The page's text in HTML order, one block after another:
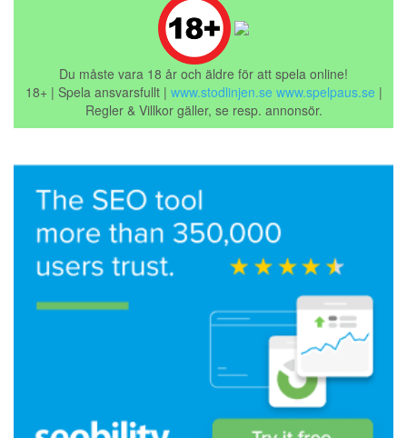
Du måste vara 18 år och äldre för att spela online!
18+ | Spela ansvarsfullt | www.stodlinjen.se www.spelpaus.se |
Regler & Villkor gäller, se resp. annonsör.